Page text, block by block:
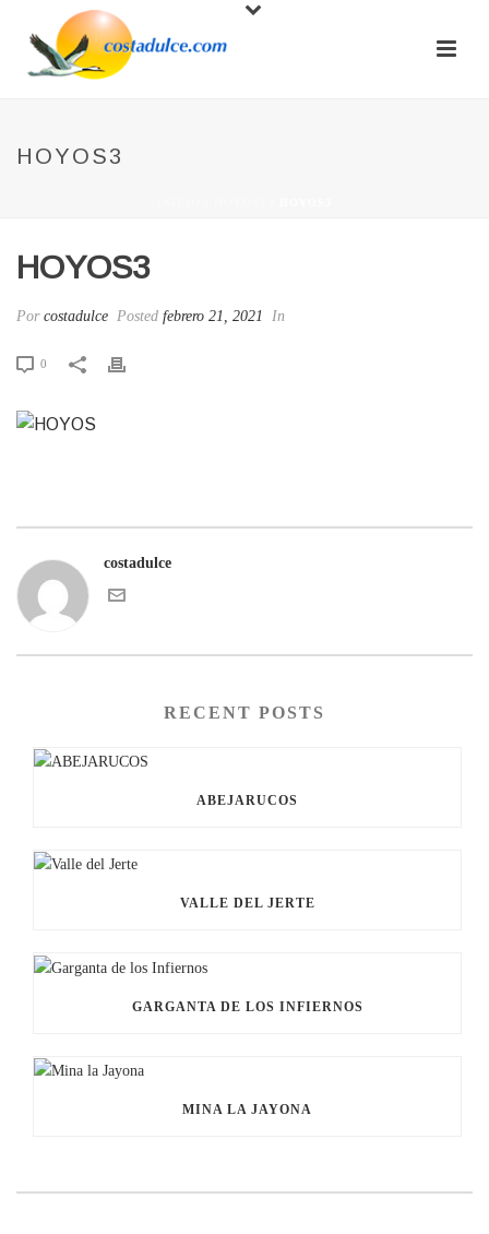
HOYOS3
HOYOS3
Por costadulce Posted febrero 21, 2021 In
0
costadulce
RECENT POSTS
ABEJARUCOS
VALLE DEL JERTE
GARGANTA DE LOS INFIERNOS
MINA LA JAYONA